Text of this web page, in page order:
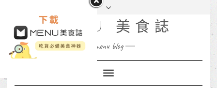
MENU 美食誌
menu blog
Toggle
Navigation